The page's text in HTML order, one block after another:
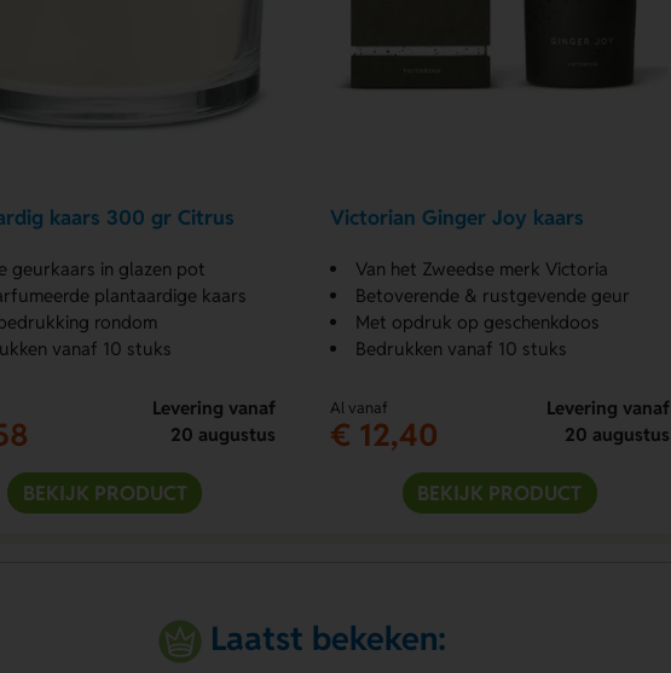
kaars 300 gr Citrus
geurkaars in glazen pot
plantaardige kaars
rondom
vanaf 10 stuks
Levering vanaf
20 augustus
BEKIJK PRODUCT
Victorian Ginger Joy kaars
Van het Zweedse merk Victoria
Betoverende & rustgevende geur
Met opdruk op geschenkdoos
Bedrukken vanaf 10 stuks
Al vanaf
€ 12,40
Levering vanaf
20 augustus
BEKIJK PRODUCT
Laatst bekeken: